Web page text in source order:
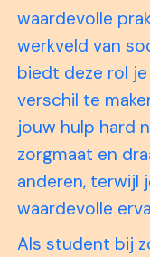
waardevolle
werkveld van
biedt deze rol
verschil te
jouw hulp hard
zorgmaat en
anderen, terwijl
waardevolle
Als student bij